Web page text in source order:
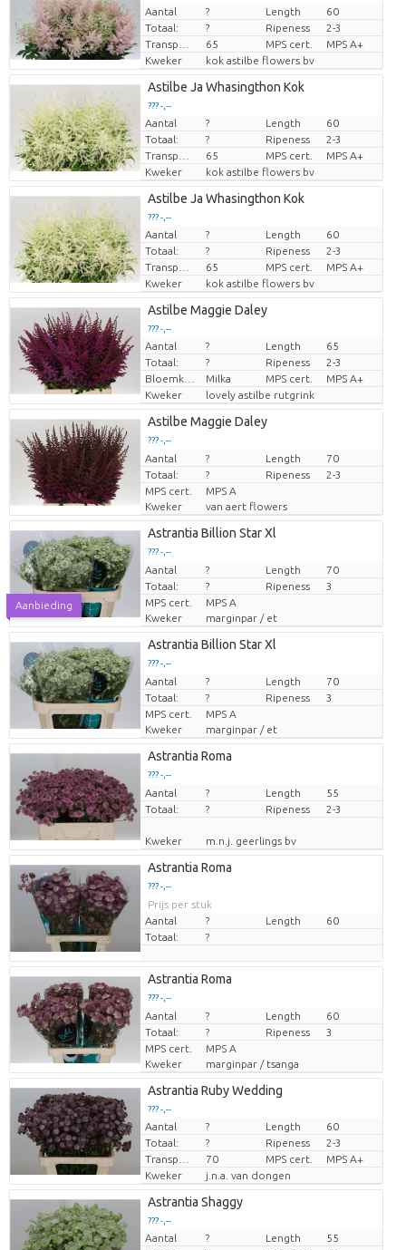
Prijs per stuk
Aantal ? Length
60
Totaal:
? Ripeness
2-3
65 MPS cert.
MPS A+
Kweker
kok astilbe flowers bv
Astilbe Ja Whasingthon Kok
??? -,--
Prijs per stuk
Aantal ? Length
60
Totaal:
? Ripeness
2-3
65 MPS cert.
MPS A+
Kweker
kok astilbe flowers bv
Astilbe Ja Whasingthon Kok
??? -,--
Prijs per stuk
Aantal ? Length
60
Totaal:
? Ripeness
2-3
65 MPS cert.
MPS A+
Kweker
kok astilbe flowers bv
Astilbe Maggie Daley
??? -,--
Prijs per stuk
Aantal ? Length
65
Totaal:
? Ripeness
2-3
Bloemkleur
Milka MPS cert.
MPS A+
Kweker
lovely astilbe rutgrink
Astilbe Maggie Daley
??? -,--
Prijs per stuk
Aantal ? Length
70
Totaal:
? Ripeness
2-3
MPS cert.
MPS A
Kweker
van aert flowers
Aanbieding
Astrantia Billion Star Xl
??? -,--
Prijs per stuk
Aantal ? Length
70
Totaal:
? Ripeness
3
MPS cert.
MPS A
Kweker
marginpar / et
Astrantia Billion Star Xl
??? -,--
Prijs per stuk
Aantal ? Length
70
Totaal:
? Ripeness
3
MPS cert.
MPS A
Kweker
marginpar / et
Astrantia Roma
??? -,--
Prijs per stuk
Aantal ? Length
55
Totaal:
? Ripeness 2-3
Kweker m.n.j. geerlings bv
Astrantia Roma
??? -,--
Prijs per stuk
Aantal
? Length
60
Totaal:
?
Astrantia Roma
??? -,--
Prijs per stuk
Aantal ? Length
60
Totaal:
? Ripeness
3
MPS cert.
MPS A
Kweker
marginpar / tsanga
Astrantia Ruby Wedding
??? -,--
Prijs per stuk
Aantal ? Length
60
Totaal:
? Ripeness
2-3
70 MPS cert.
MPS A+
Kweker
j.n.a. van dongen
Astrantia Shaggy
??? -,--
Prijs per stuk
Aantal ? Length
55